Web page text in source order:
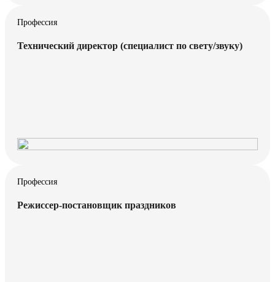
Профессия
Технический директор (специалист по свету/звуку)
Профессия
Режиссер-постановщик праздников